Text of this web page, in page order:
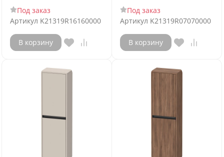
Под заказ
Артикул K21319R16160000
В корзину
Под заказ
Артикул K21319R07070000
В корзину